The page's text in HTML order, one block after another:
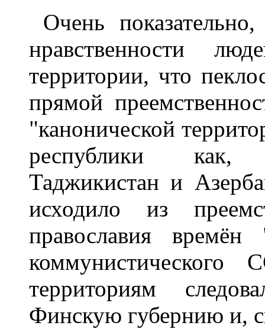
Очень
нравственности
территории, что
прямой
"канонической
республики как,
Таджикистан и
исходило из
православия
территориям
Финскую губернию и,